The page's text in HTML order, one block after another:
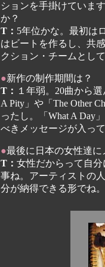
ションを手掛けていま
か？
T： 5年位かな。最初は
はビートを作るし、共
クション・チームとし
●新作の制作期間は？
T： １年弱。20曲から
A Pity」や「The Other
ったし。「What A Day
べきメッセージが入っ
●最後に日本の女性達
T： 女性だからって自
事ね。アーティストの
分が納得できる形でね。